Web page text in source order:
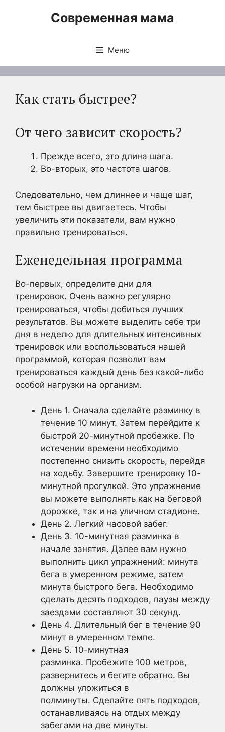
Современная мама
Меню
Как стать быстрее?
От чего зависит скорость?
Прежде всего, это длина шага.
Во-вторых, это частота шагов.
Следовательно, чем длиннее и чаще шаг,
тем быстрее вы двигаетесь. Чтобы
увеличить эти показатели, вам нужно
правильно тренироваться.
Еженедельная программа
Во-первых, определите дни для
тренировок. Очень важно регулярно
тренироваться, чтобы добиться лучших
результатов. Вы можете выделить себе три
дня в неделю для длительных интенсивных
тренировок или воспользоваться нашей
программой, которая позволит вам
тренироваться каждый день без какой-либо
особой нагрузки на организм.
День 1. Сначала сделайте разминку в
течение 10 минут. Затем перейдите к
быстрой 20-минутной пробежке. По
истечении времени необходимо
постепенно снизить скорость, перейдя
на ходьбу. Завершите тренировку 10-
минутной прогулкой. Это упражнение
вы можете выполнять как на беговой
дорожке, так и на уличном стадионе.
День 2. Легкий часовой забег.
День 3. 10-минутная разминка в
начале занятия. Далее вам нужно
выполнить цикл упражнений: минута
бега в умеренном режиме, затем
минута быстрого бега. Необходимо
сделать десять подходов, паузы между
заездами составляют 30 секунд.
День 4. Длительный бег в течение 90
минут в умеренном темпе.
День 5. 10-минутная
разминка. Пробежите 100 метров,
развернитесь и бегите обратно. Вы
должны уложиться в
полминуты. Сделайте пять подходов,
останавливаясь на отдых между
забегами на две минуты.